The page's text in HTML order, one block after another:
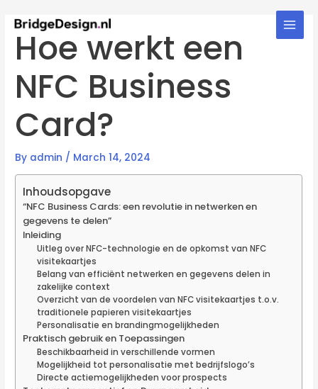
content
Main
Hoe werkt een
NFC Business
Card?
By admin / March 14, 2024
Inhoudsopgave
“NFC Business Cards: een revolutie in netwerken en
gegevens te delen”
Inleiding
Uitleg over NFC-technologie en de opkomst van NFC
visitekaartjes
Belang van efficiënt netwerken en gegevens delen in
zakelijke context
Overzicht van de voordelen van NFC visitekaartjes t.o.v.
traditionele papieren visitekaartjes
Personalisatie en brandingmogelijkheden
Praktisch gebruik en Toepassingen
Beschikbaarheid in verschillende vormen
Mogelijkheid tot personalisatie met bedrijfslogo’s
Directe actiemogelijkheden voor prospects